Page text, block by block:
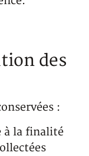
des
:
à la finalité